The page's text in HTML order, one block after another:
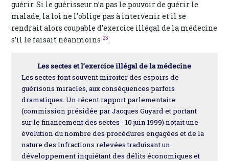
guérir. Si le guérisseur n’a pas le pouvoir de guérir le
malade, la loi ne l’oblige pas à intervenir et il se
rendrait alors coupable d’exercice illégal de la médecine
s’il le faisait néanmoins 23.
Les sectes et l’exercice illégal de la médecine
Les sectes font souvent miroiter des espoirs de
guérisons miracles, aux conséquences parfois
dramatiques. Un récent rapport parlementaire
(commission présidée par Jacques Guyard et portant
sur le financement des sectes - 10 juin 1999) notait une
évolution du nombre des procédures engagées et de la
nature des infractions relevées traduisant un
développement inquiétant des délits économiques et